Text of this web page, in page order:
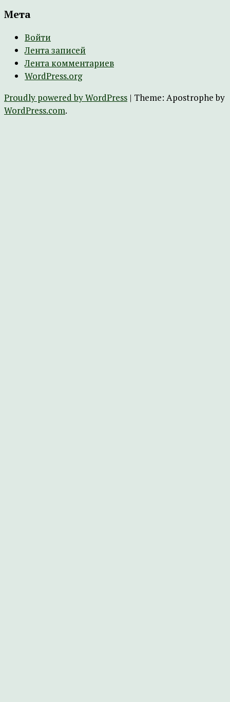
Мета
Войти
Лента записей
Лента комментариев
WordPress.org
Proudly powered by WordPress | Theme: Apostrophe by
WordPress.com.